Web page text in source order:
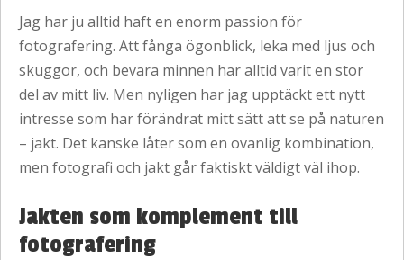
Jag har ju alltid haft en enorm passion för
fotografering. Att fånga ögonblick, leka med ljus och
skuggor, och bevara minnen har alltid varit en stor
del av mitt liv. Men nyligen har jag upptäckt ett nytt
intresse som har förändrat mitt sätt att se på naturen
– jakt. Det kanske låter som en ovanlig kombination,
men fotografi och jakt går faktiskt väldigt väl ihop.
Jakten som komplement till
fotografering